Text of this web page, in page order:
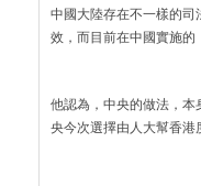
中國大陸存在不一樣的
效，而目前在中國實施的
他認為，中央的做法，
央今次選擇由人大幫香港